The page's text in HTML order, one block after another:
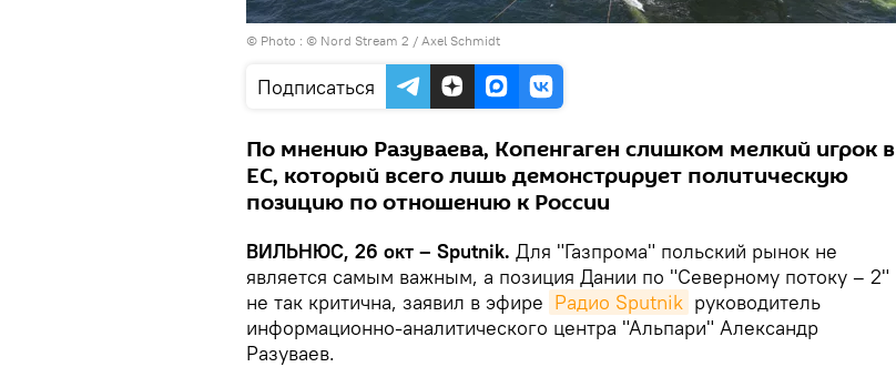
© Photo : © Nord Stream 2 / Axel Schmidt
Подписаться
По мнению Разуваева, Копенгаген слишком мелкий игрок в
ЕС, который всего лишь демонстрирует политическую
позицию по отношению к России
ВИЛЬНЮС, 26 окт – Sputnik. Для "Газпрома" польский рынок не
является самым важным, а позиция Дании по "Северному потоку – 2"
не так критична, заявил в эфире Радио Sputnik руководитель
информационно-аналитического центра "Альпари" Александр
Разуваев.